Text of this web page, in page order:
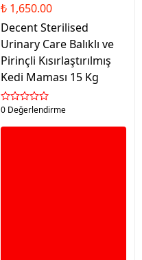
₺ 1,650.00
Decent Sterilised
Urinary Care Balıklı ve
Pirinçli Kısırlaştırılmış
Kedi Maması 15 Kg
0 Değerlendirme